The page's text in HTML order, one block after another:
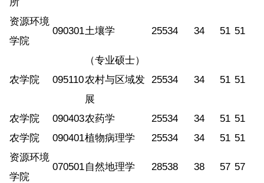
资源环境
学院
090301土壤学 25534 34 51 51
农学院 095110
（专业硕士）
农村与区域发
展
25534 34 51 51
农学院 090403农药学 25534 34 51 51
农学院
090401植物病理学 25534 34 51 51
资源环境
学院
070501自然地理学 28538 38 57 57